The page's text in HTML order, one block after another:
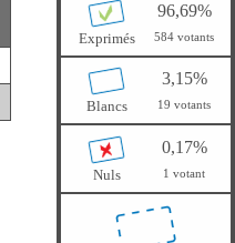
Exprimés
96,69%
584 votants
Blancs
3,15%
19 votants
Nuls
0,17%
1 votant